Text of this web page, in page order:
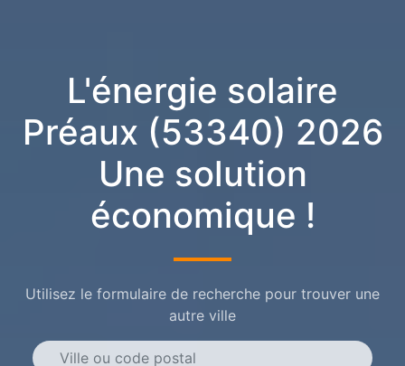
L'énergie solaire
Préaux (53340) 2026
Une solution
économique !
Utilisez le formulaire de recherche pour trouver une
autre ville